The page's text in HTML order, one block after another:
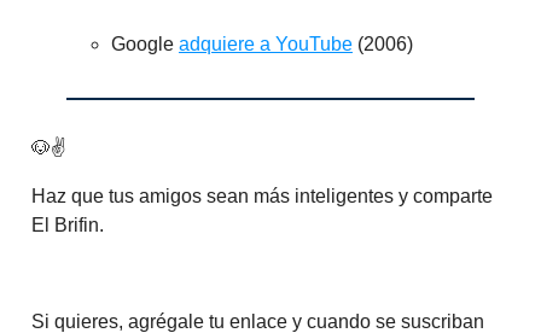
Google adquiere a YouTube (2006)
🐶✌️
Haz que tus amigos sean más inteligentes y comparte
El Brifin.
Si quieres, agrégale tu enlace y cuando se suscriban